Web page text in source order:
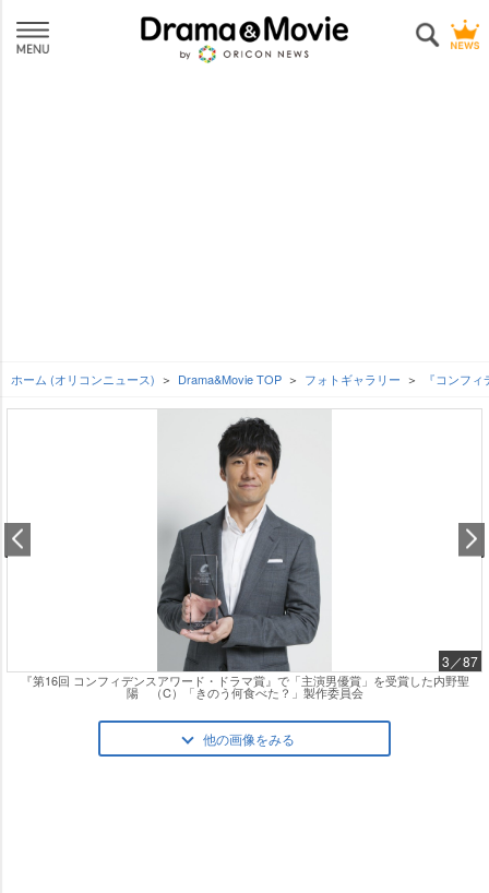
ホーム (オリコンニュース) Drama&Movie TOP フォトギャラリー 『コンフ
3／87
『第16回 コンフィデンスアワード・ドラマ賞』で「主演男優賞」を受賞した内野聖
陽 （C）「きのう何食べた？」製作委員会
他の画像をみる